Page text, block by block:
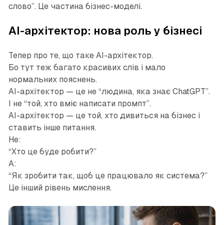
слово”. Це частина бізнес-моделі.
AI-архітектор: нова роль у бізнесі
Тепер про те, що таке AI-архітектор.
Бо тут теж багато красивих слів і мало
нормальних пояснень.
AI-архітектор — це не “людина, яка знає ChatGPT”.
І не “той, хто вміє написати промпт”.
AI-архітектор — це той, хто дивиться на бізнес і
ставить інше питання.
Не:
“Хто це буде робити?”
А:
“Як зробити так, щоб це працювало як система?”
Це інший рівень мислення.